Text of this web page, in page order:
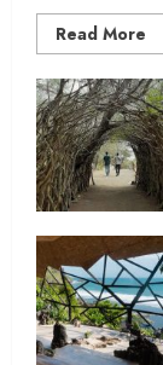
WARTA
Jaga
Utama
admin
2 min read
Read More